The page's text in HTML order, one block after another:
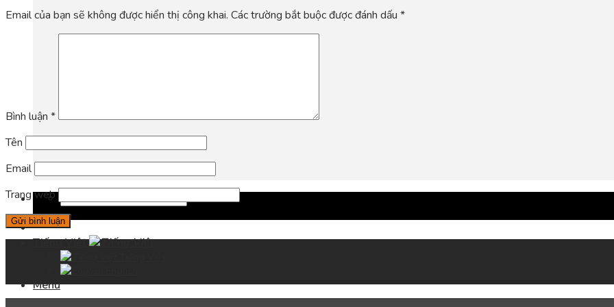
Tiếng Việt
Menu
Email của bạn sẽ không được hiển thị công khai. Các trường bắt buộc được đánh dấu *
Bình luận *
Tên
Email
Trang web